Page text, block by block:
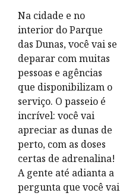
Na cidade e no
interior do Parque
das Dunas, você vai se
deparar com muitas
pessoas e agências
que disponibilizam o
serviço. O passeio é
incrível: você vai
apreciar as dunas de
perto, com as doses
certas de adrenalina!
A gente até adianta a
pergunta que você vai